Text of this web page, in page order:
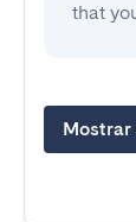
that
Mostrar